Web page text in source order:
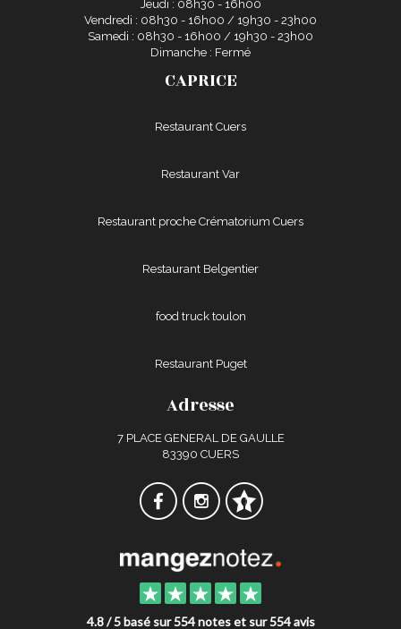
Jeudi : 08h30 - 16h00
Vendredi : 08h30 - 16h00 / 19h30 - 23h00
Samedi : 08h30 - 16h00 / 19h30 - 23h00
Dimanche : Fermé
CAPRICE
Restaurant Cuers
Restaurant Var
Restaurant proche Crématorium Cuers
Restaurant Belgentier
food truck toulon
Restaurant Puget
Adresse
7 PLACE GENERAL DE GAULLE
83390 CUERS
4.8 / 5 basé sur 554 notes et sur 554 avis